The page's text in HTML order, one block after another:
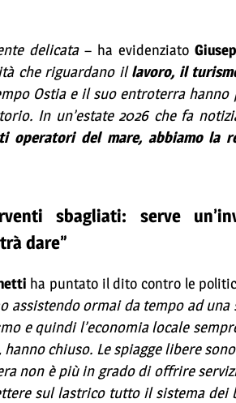
delicata– ha evidenziato
che riguardano illavoro, il
Ostia e il suo entroterra hanno
In un’estate 2026 che fa
operatori del mare, abbiamo la
sbagliati: serve
dare”
ha puntato il dito contro le
assistendo ormai da tempo ad
e quindi l’economia locale
chiuso. Le spiagge libere
non è più in grado di offrire
sul lastrico tutto il sistema dei